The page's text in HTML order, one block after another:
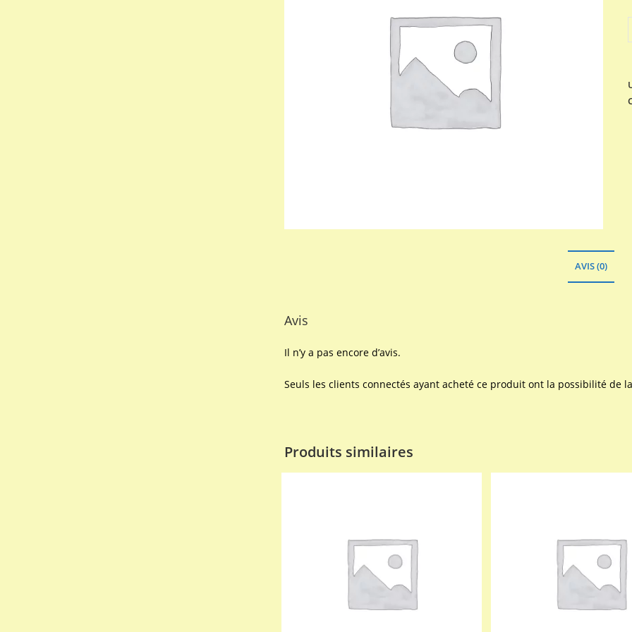
AVIS (0)
Avis
Il n’y a pas encore d’avis.
Seuls les clients connectés ayant acheté ce produit ont la possibilité de
Produits similaires